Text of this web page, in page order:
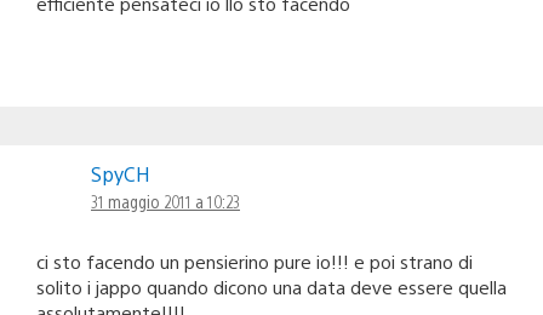
SpyCH
31 maggio 2011 a 10:23
ci sto facendo un pensierino pure io!!! e poi strano di
solito i jappo quando dicono una data deve essere quella